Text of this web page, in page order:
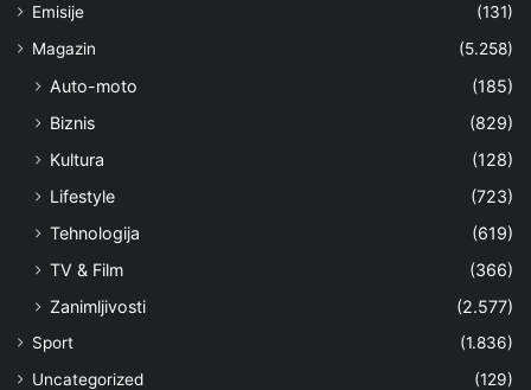
Emisije
(131)
Magazin
(5.258)
Auto-moto
(185)
Biznis
(829)
Kultura
(128)
Lifestyle
(723)
Tehnologija
(619)
TV & Film
(366)
Zanimljivosti
(2.577)
Sport
(1.836)
Uncategorized
(129)